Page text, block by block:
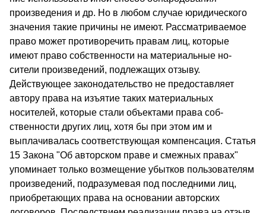
произведения и др. Но в любом случае юридического
значения такие причины не имеют. Рассматриваемое
право может противоречить правам лиц, которые
имеют право собственности на материальные но­
сители произведений, подлежащих отзыву.
Действующее зако­нодательство не предоставляет
автору права на изъятие таких материальных
носителей, которые стали объектами права соб­
ственности других лиц, хотя бы при этом им и
выплачивалась соответствующая компенсация. Статья
15 Закона "Об автор­ском праве и смежных правах"
упоминает только возмещение убытков пользователям
произведений, подразумевая под по­следними лиц,
приобретающих права на основании авторских